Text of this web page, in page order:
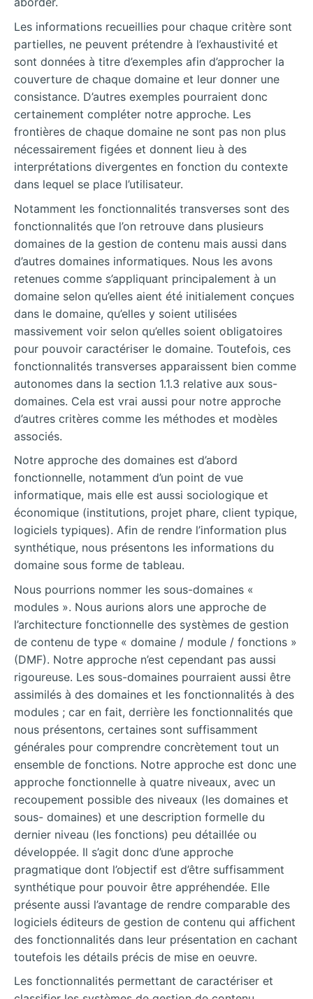
Les informations recueillies pour chaque critère sont
partielles, ne peuvent prétendre à l’exhaustivité et
sont données à titre d’exemples afin d’approcher la
couverture de chaque domaine et leur donner une
consistance. D’autres exemples pourraient donc
certainement compléter notre approche. Les
frontières de chaque domaine ne sont pas non plus
nécessairement figées et donnent lieu à des
interprétations divergentes en fonction du contexte
dans lequel se place l’utilisateur.
Notamment les fonctionnalités transverses sont des
fonctionnalités que l’on retrouve dans plusieurs
domaines de la gestion de contenu mais aussi dans
d’autres domaines informatiques. Nous les avons
retenues comme s’appliquant principalement à un
domaine selon qu’elles aient été initialement conçues
dans le domaine, qu’elles y soient utilisées
massivement voir selon qu’elles soient obligatoires
pour pouvoir caractériser le domaine. Toutefois, ces
fonctionnalités transverses apparaissent bien comme
autonomes dans la section 1.1.3 relative aux sous-
domaines. Cela est vrai aussi pour notre approche
d’autres critères comme les méthodes et modèles
associés.
Notre approche des domaines est d’abord
fonctionnelle, notamment d’un point de vue
informatique, mais elle est aussi sociologique et
économique (institutions, projet phare, client typique,
logiciels typiques). Afin de rendre l’information plus
synthétique, nous présentons les informations du
domaine sous forme de tableau.
Nous pourrions nommer les sous-domaines «
modules ». Nous aurions alors une approche de
l’architecture fonctionnelle des systèmes de gestion
de contenu de type « domaine / module / fonctions »
(DMF). Notre approche n’est cependant pas aussi
rigoureuse. Les sous-domaines pourraient aussi être
assimilés à des domaines et les fonctionnalités à des
modules ; car en fait, derrière les fonctionnalités que
nous présentons, certaines sont suffisamment
générales pour comprendre concrètement tout un
ensemble de fonctions. Notre approche est donc une
approche fonctionnelle à quatre niveaux, avec un
recoupement possible des niveaux (les domaines et
sous- domaines) et une description formelle du
dernier niveau (les fonctions) peu détaillée ou
développée. Il s’agit donc d’une approche
pragmatique dont l’objectif est d’être suffisamment
synthétique pour pouvoir être appréhendée. Elle
présente aussi l’avantage de rendre comparable des
logiciels éditeurs de gestion de contenu qui affichent
des fonctionnalités dans leur présentation en cachant
toutefois les détails précis de mise en oeuvre.
Les fonctionnalités permettant de caractériser et